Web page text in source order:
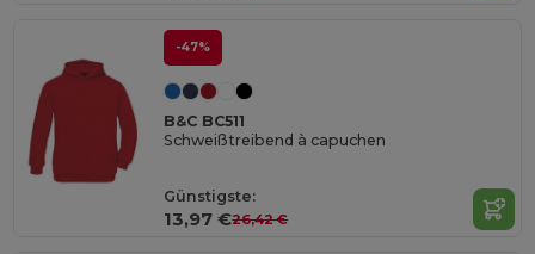
-47%
B&C BC511
Schweißtreibend à capuchen
Günstigste:
13,97 €26,42 €